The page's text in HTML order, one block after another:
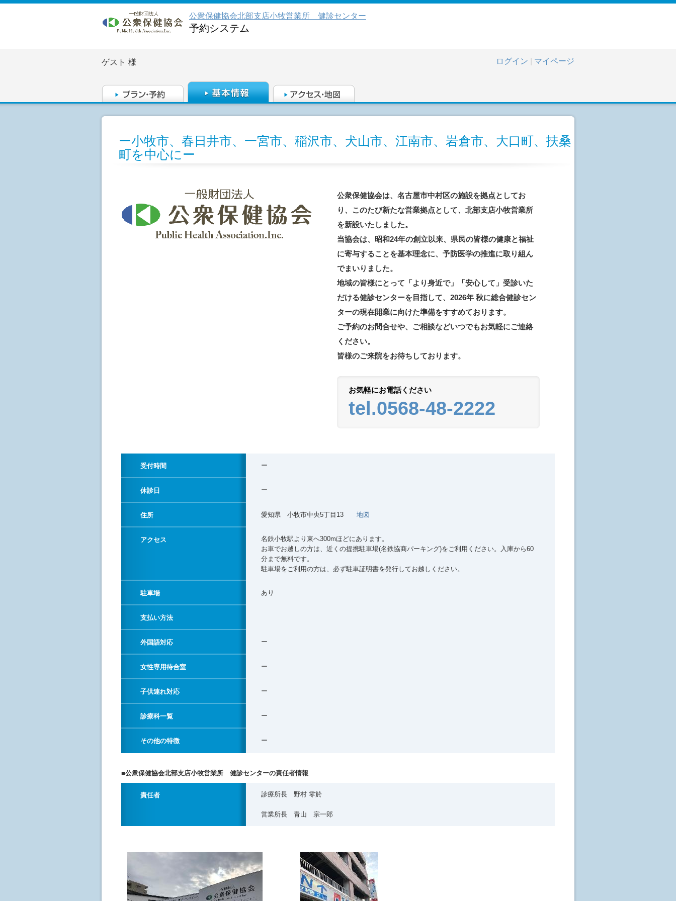
公衆保健協会北部支店小牧営業所 健診センター
予約システム
ゲスト 様 ログイン マイページ
ー小牧市、春日井市、一宮市、稲沢市、犬山市、江南市、岩倉市、大口町、扶桑
町を中心にー
公衆保健協会は、名古屋市中村区の施設を拠点としてお
り、このたび新たな営業拠点として、北部支店小牧営業所
を新設いたしました。
当協会は、昭和24年の創立以来、県民の皆様の健康と福祉
に寄与することを基本理念に、予防医学の推進に取り組ん
でまいりました。
地域の皆様にとって「より身近で」「安心して」受診いた
だける健診センターを目指して、2026年 秋に総合健診セン
ターの現在開業に向けた準備をすすめております。
ご予約のお問合せや、ご相談などいつでもお気軽にご連絡
ください。
皆様のご来院をお待ちしております。
お気軽にお電話ください
tel.0568-48-2222
受付時間 ー
休診日 ー
住所 愛知県 小牧市中央5丁目13 地図
アクセス
名鉄小牧駅より東へ300mほどにあります。
お車でお越しの方は、近くの提携駐車場(名鉄協商パーキング)をご利用ください。入庫から60
分まで無料です。
駐車場をご利用の方は、必ず駐車証明書を発行してお越しください。
駐車場 あり
支払い方法
外国語対応 ー
女性専用待合室 ー
子供連れ対応 ー
診療科一覧 ー
その他の特徴 ー
■公衆保健協会北部支店小牧営業所 健診センターの責任者情報
責任者 診療所長 野村 零於
営業所長 青山 宗一郎